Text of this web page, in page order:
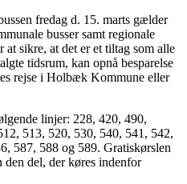
fredag d. 15. marts gælder
busser samt regionale
sikre, at det er et tiltag som alle
tidsrum, kan opnå besparelse
rejse i Holbæk Kommune eller
linjer: 228, 420, 490,
513, 520, 530, 540, 541, 542,
587, 588 og 589. Gratiskørslen
del, der køres indenfor